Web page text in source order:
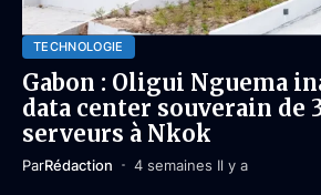
TECHNOLOGIE
Gabon : Oligui Nguema
data center souverain de
serveurs à Nkok
ParRédaction 4 semaines Il y a